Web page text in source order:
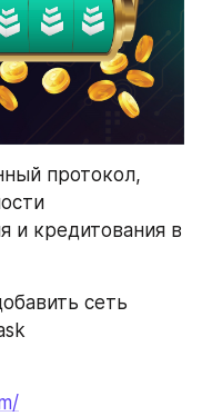
протокол,
и кредитования в
сеть